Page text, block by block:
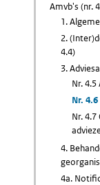
Amvb's (nr.
1.
2.
4.4)
3.
Nr.
Nr.
Nr.
4.
4a.